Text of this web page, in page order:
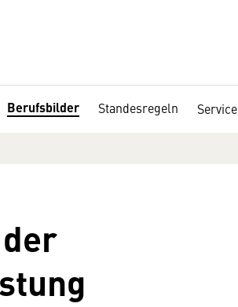
Berufsbilder Standesregeln Service